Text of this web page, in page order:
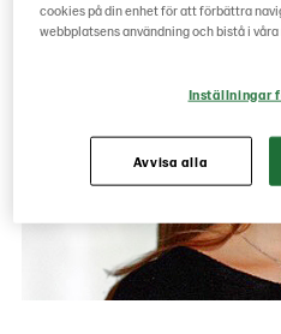
cookies på din enhet för att förbättra
webbplatsens användning och bistå i
Inställningar
Avvisa alla